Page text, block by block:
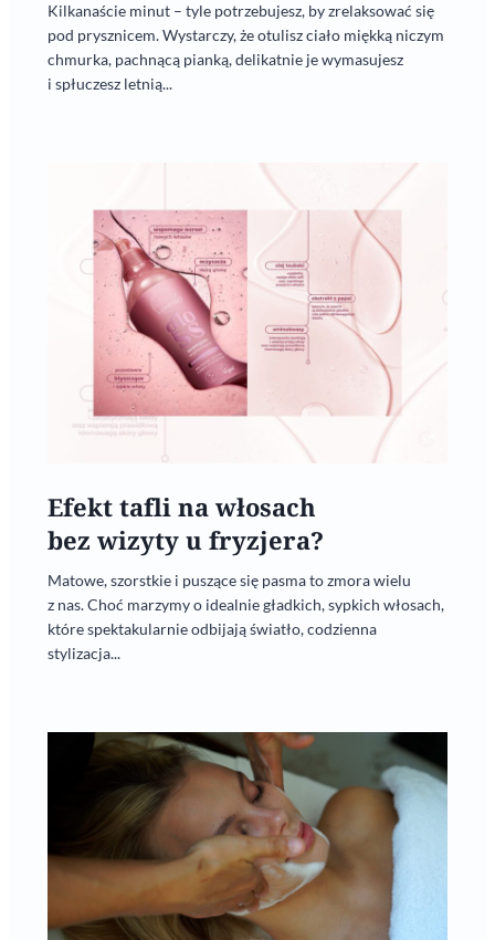
Kilkanaście minut – tyle potrzebujesz, by zrelaksować się
pod prysznicem. Wystarczy, że otulisz ciało miękką niczym
chmurka, pachnącą pianką, delikatnie je wymasujesz
i spłuczesz letnią...
Efekt tafli na włosach
bez wizyty u fryzjera?
Matowe, szorstkie i puszące się pasma to zmora wielu
z nas. Choć marzymy o idealnie gładkich, sypkich włosach,
które spektakularnie odbijają światło, codzienna
stylizacja...